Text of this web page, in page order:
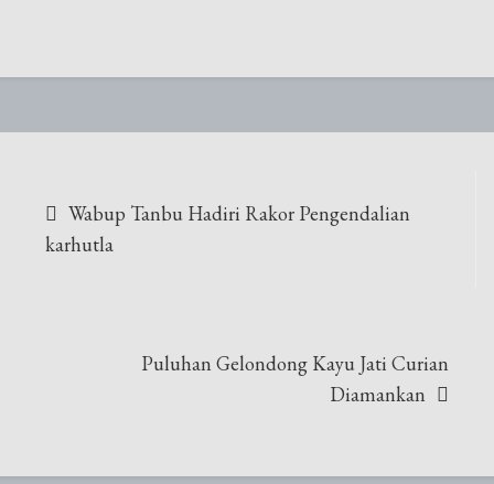
pos
Wabup Tanbu Hadiri Rakor Pengendalian
karhutla
Puluhan Gelondong Kayu Jati Curian
Diamankan